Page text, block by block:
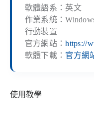
軟體語系：英文
作業系統：
行動裝置
官方網站：https://
軟體下載： 官方網
使用教學